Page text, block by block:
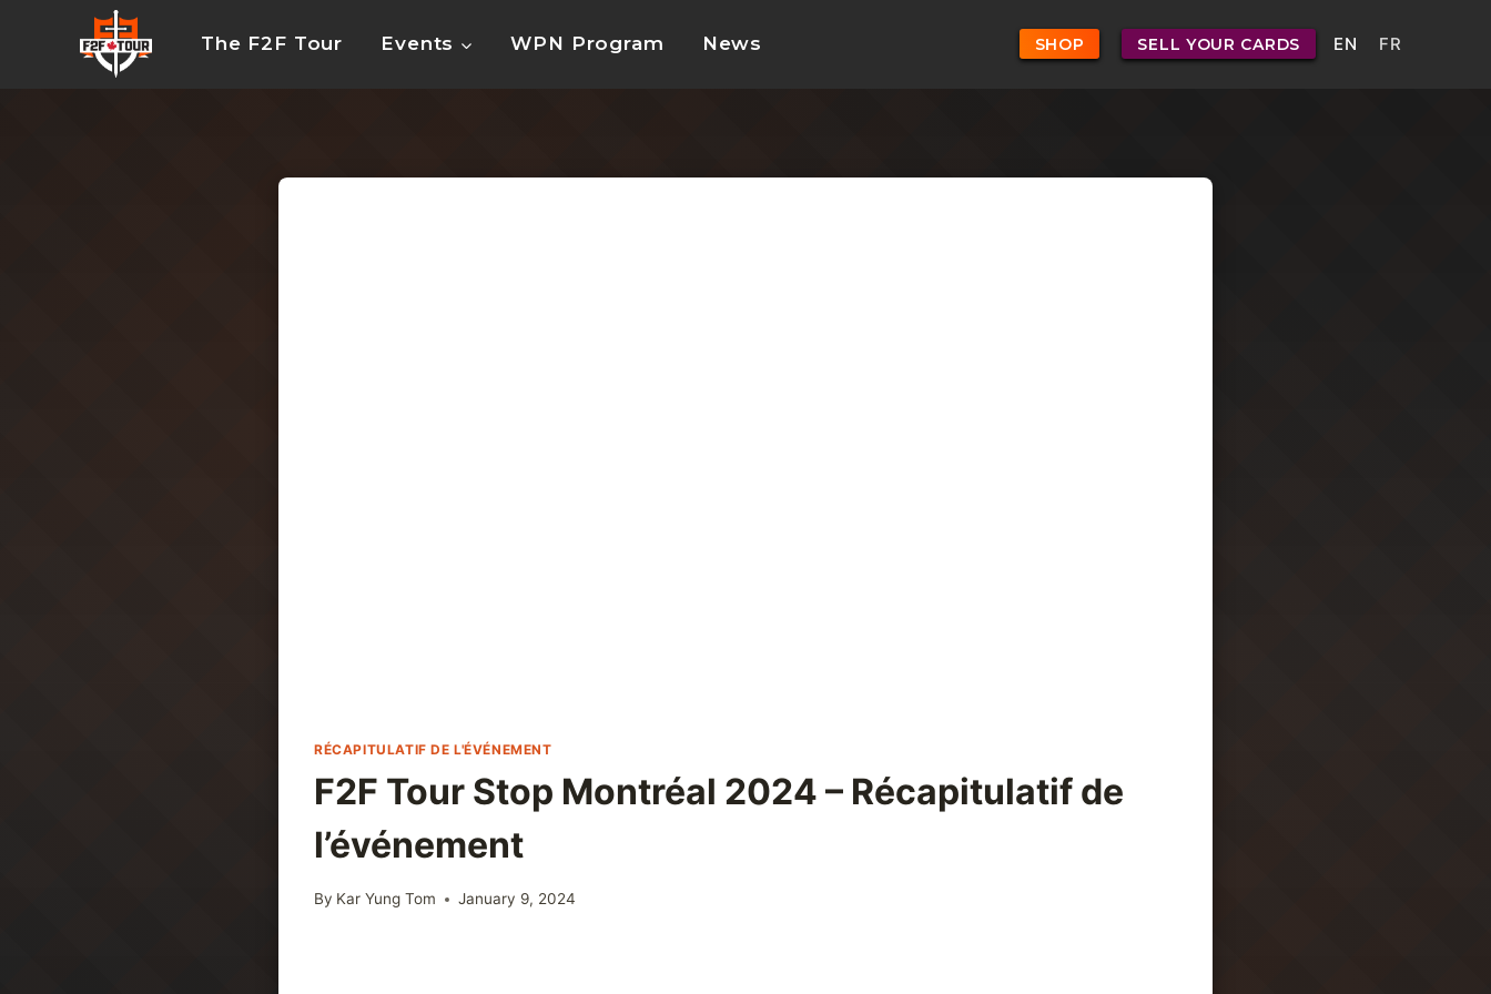
The F2F Tour Events WPN Program News SHOP SELL YOUR CARDS EN FR
RÉCAPITULATIF DE L'ÉVÉNEMENT
F2F Tour Stop Montréal 2024 – Récapitulatif de
l’événement
By Kar Yung Tom January 9, 2024